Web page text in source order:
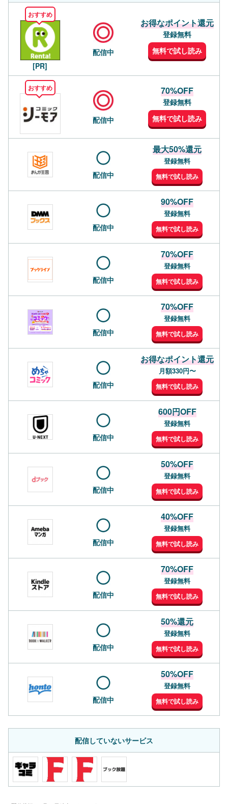
おすすめ
[PR]
配信中
お得なポイント還元
登録無料
無料で試し読み
おすすめ
配信中
70%OFF
登録無料
無料で試し読み
配信中
最大50%還元
登録無料
無料で試し読み
配信中
90%OFF
登録無料
無料で試し読み
配信中
70%OFF
登録無料
無料で試し読み
配信中
70%OFF
登録無料
無料で試し読み
配信中
お得なポイント還元
月額330円〜
無料で試し読み
配信中
600円OFF
登録無料
無料で試し読み
配信中
50%OFF
登録無料
無料で試し読み
配信中
40%OFF
登録無料
無料で試し読み
配信中
70%OFF
登録無料
無料で試し読み
配信中
50%還元
登録無料
無料で試し読み
配信中
50%OFF
登録無料
無料で試し読み
配信していないサービス